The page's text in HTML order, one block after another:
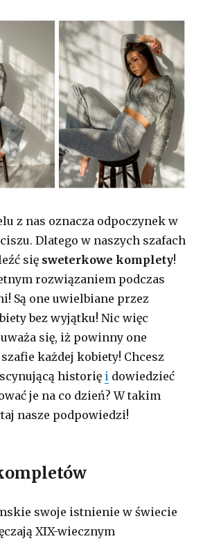
z nas oznacza odpoczynek w
Dlatego w naszych szafach
się sweterkowe komplety!
rozwiązaniem podczas
Są one uwielbiane przez
bez wyjątku! Nic więc
się, iż powinny one
każdej kobiety! Chcesz
historię i dowiedzieć
je na co dzień? W takim
nasze podpowiedzi!
swoje istnienie w świecie
XIX-wiecznym